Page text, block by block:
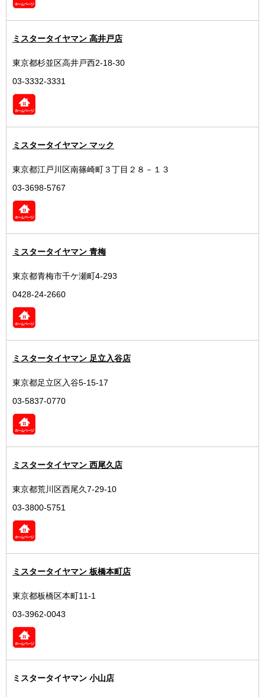
ミスタータイヤマン 高井戸店
東京都杉並区高井戸西2-18-30
03-3332-3331
ミスタータイヤマン マック
東京都江戸川区南篠崎町３丁目２８－１３
03-3698-5767
ミスタータイヤマン 青梅
東京都青梅市千ケ瀬町4-293
0428-24-2660
ミスタータイヤマン 足立入谷店
東京都足立区入谷5-15-17
03-5837-0770
ミスタータイヤマン 西尾久店
東京都荒川区西尾久7-29-10
03-3800-5751
ミスタータイヤマン 板橋本町店
東京都板橋区本町11-1
03-3962-0043
ミスタータイヤマン 小山店